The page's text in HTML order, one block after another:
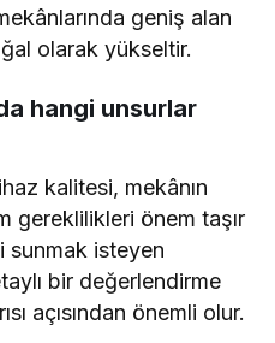
geniş alan
olarak yükseltir.
hangi unsurlar
kalitesi, mekânın
gereklilikleri önem taşır
sunmak isteyen
bir değerlendirme
açısından önemli olur.